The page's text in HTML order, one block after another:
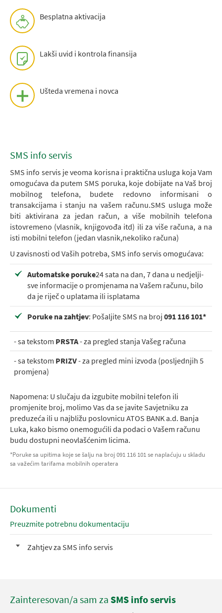
Besplatna aktivacija
Lakši uvid i kontrola finansija
Ušteda vremena i novca
SMS info servis
SMS info servis je veoma korisna i praktična usluga koja Vam
omogućava da putem SMS poruka, koje dobijate na Vaš broj
mobilnog telefona, budete redovno informisani o
transakcijama i stanju na vašem računu.SMS usluga može
biti aktivirana za jedan račun, a više mobilnih telefona
istovremeno (vlasnik, knjigovođa itd) ili za više računa, a na
isti mobilni telefon (jedan vlasnik,nekoliko računa)
U zavisnosti od Vaših potreba, SMS info servis omogućava:
Automatske poruke24 sata na dan, 7 dana u nedjelji-
sve informacije o promjenama na Vašem računu, bilo
da je riječ o uplatama ili isplatama
Poruke na zahtjev: Pošaljite SMS na broj 091 116 101*
- sa tekstom PRSTA- za pregled stanja Vašeg računa
- sa tekstom PRIZV- za pregled mini izvoda (posljednjih 5
promjena)
Napomena: U slučaju da izgubite mobilni telefon ili
promjenite broj, molimo Vas da se javite Savjetniku za
preduzeća ili u najbližu poslovnicu ATOS BANK a.d. Banja
Luka, kako bismo onemogućili da podaci o Vašem računu
budu dostupni neovlašćenim licima.
*Poruke sa upitima koje se šalju na broj 091 116 101 se naplaćuju u skladu
sa važećim tarifama mobilnih operatera
Dokumenti
Preuzmite potrebnu dokumentaciju
Zahtjev za SMS info servis
Zainteresovan/a sam za SMS info servis